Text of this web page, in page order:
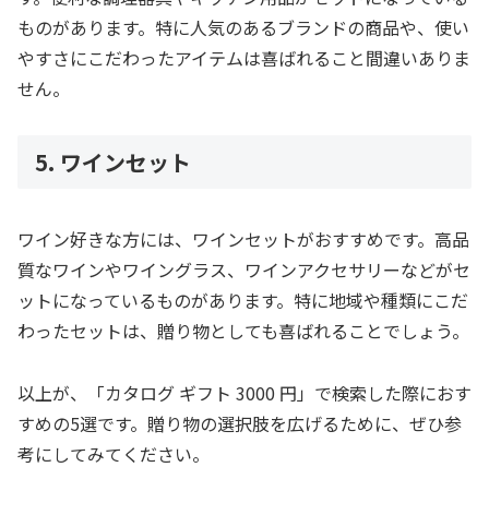
ものがあります。特に人気のあるブランドの商品や、使い
やすさにこだわったアイテムは喜ばれること間違いありま
せん。
5. ワインセット
ワイン好きな方には、ワインセットがおすすめです。高品
質なワインやワイングラス、ワインアクセサリーなどがセ
ットになっているものがあります。特に地域や種類にこだ
わったセットは、贈り物としても喜ばれることでしょう。
以上が、「カタログ ギフト 3000 円」で検索した際におす
すめの5選です。贈り物の選択肢を広げるために、ぜひ参
考にしてみてください。